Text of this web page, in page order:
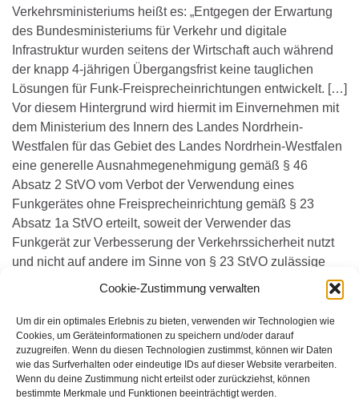
Cookie-Zustimmung verwalten
Um dir ein optimales Erlebnis zu bieten, verwenden wir Technologien wie
Cookies, um Geräteinformationen zu speichern und/oder darauf
zuzugreifen. Wenn du diesen Technologien zustimmst, können wir Daten
wie das Surfverhalten oder eindeutige IDs auf dieser Website verarbeiten.
Wenn du deine Zustimmung nicht erteilst oder zurückziehst, können
bestimmte Merkmale und Funktionen beeinträchtigt werden.
Verkehrsministeriums heißt es: „Entgegen der Erwartung
des Bundesministeriums für Verkehr und digitale
Infrastruktur wurden seitens der Wirtschaft auch während
der knapp 4-jährigen Übergangsfrist keine tauglichen
Lösungen für Funk-Freisprecheinrichtungen entwickelt. […]
Vor diesem Hintergrund wird hiermit im Einvernehmen mit
dem Ministerium des Innern des Landes Nordrhein-
Westfalen für das Gebiet des Landes Nordrhein-Westfalen
eine generelle Ausnahmegenehmigung gemäß § 46
Absatz 2 StVO vom Verbot der Verwendung eines
Funkgerätes ohne Freisprecheinrichtung gemäß § 23
Absatz 1a StVO erteilt, soweit der Verwender das
Funkgerät zur Verbesserung der Verkehrssicherheit nutzt
und nicht auf andere im Sinne von § 23 StVO zulässige
Kommunikationsmittel zurückgreifen kann.“
Seiten: 1 2